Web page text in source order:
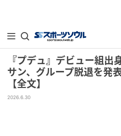
『プデュ』デビュー組出
サン、グループ脱退を発
【全文】
2026.6.30